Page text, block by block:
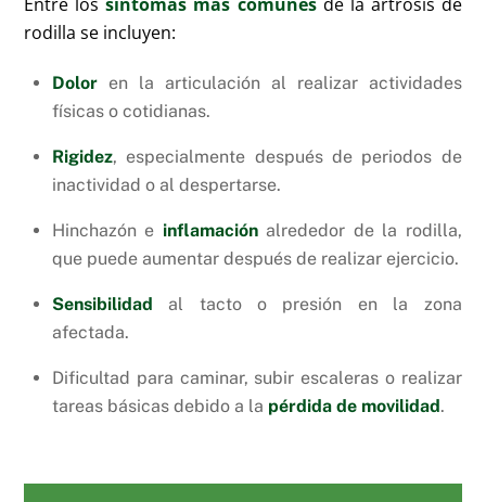
rodilla se incluyen:
Dolor en la articulación al realizar actividades
físicas o cotidianas.
Rigidez, especialmente después de periodos de
inactividad o al despertarse.
Hinchazón e inflamación alrededor de la rodilla,
que puede aumentar después de realizar ejercicio.
Sensibilidad al tacto o presión en la zona
afectada.
Dificultad para caminar, subir escaleras o realizar
tareas básicas debido a la pérdida de movilidad.